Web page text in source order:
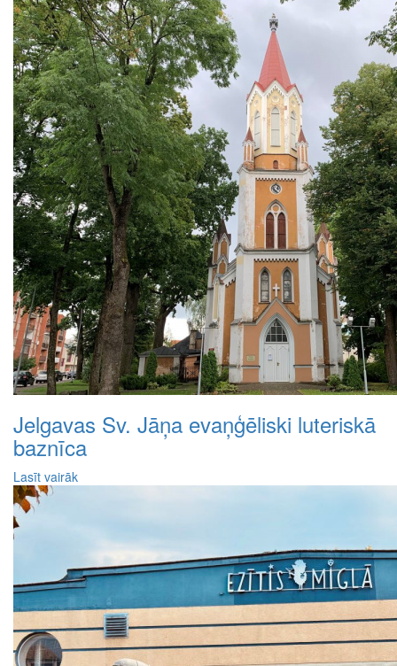
Jelgavas Sv. Jāņa evaņģēliski luteriskā
baznīca
Lasīt vairāk